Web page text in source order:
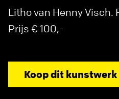
Litho van Henny Visch.
Prijs € 100,-
Koop dit kunstwerk